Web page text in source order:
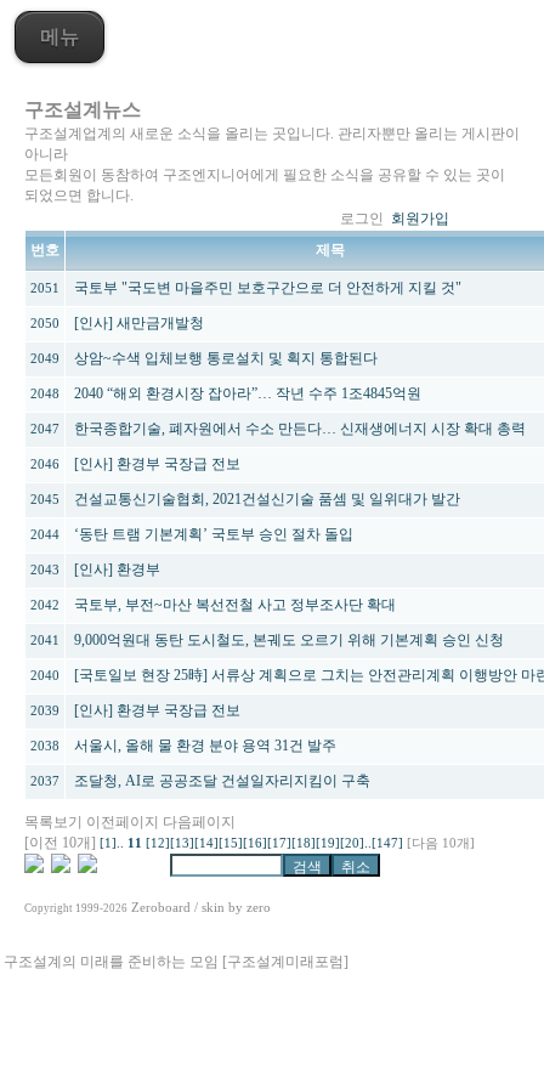
메뉴
구조설계뉴스
구조설계업계의 새로운 소식을 올리는 곳입니다. 관리자뿐만 올리는 게시판이
아니라
모든회원이 동참하여 구조엔지니어에게 필요한 소식을 공유할 수 있는 곳이
되었으면 합니다.
로그인
회원가입
번호
제목
2051 국토부 "국도변 마을주민 보호구간으로 더 안전하게 지킬 것"
2050 [인사] 새만금개발청
2049 상암~수색 입체보행 통로설치 및 획지 통합된다
2048 2040 “해외 환경시장 잡아라”… 작년 수주 1조4845억원
2047 한국종합기술, 폐자원에서 수소 만든다… 신재생에너지 시장 확대 총력
2046 [인사] 환경부 국장급 전보
2045 건설교통신기술협회, 2021건설신기술 품셈 및 일위대가 발간
2044 ‘동탄 트램 기본계획’ 국토부 승인 절차 돌입
2043 [인사] 환경부
2042 국토부, 부전~마산 복선전철 사고 정부조사단 확대
2041 9,000억원대 동탄 도시철도, 본궤도 오르기 위해 기본계획 승인 신청
2040 [국토일보 현장 25時] 서류상 계획으로 그치는 안전관리계획 이행방안 마
2039 [인사] 환경부 국장급 전보
2038 서울시, 올해 물 환경 분야 용역 31건 발주
2037 조달청, AI로 공공조달 건설일자리지킴이 구축
목록보기 이전페이지 다음페이지
[이전 10개] [1] 11 [12] [13] [14] [15] [16] [17] [18] [19] [20] [147] [다음 10개]
Copyright 1999-2026 Zeroboard / skin by zero
구조설계의 미래를 준비하는 모임 [구조설계미래포럼]